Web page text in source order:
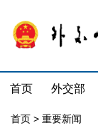
首页 外交部
首页 > 重要新闻